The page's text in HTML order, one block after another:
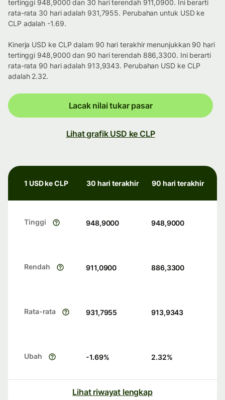
tertinggi 948,9000 dan 30 hari terendah 911,0900. Ini berarti
rata-rata 30 hari adalah 931,7955. Perubahan untuk USD ke
CLP adalah -1.69.
Kinerja USD ke CLP dalam 90 hari terakhir menunjukkan 90 hari
tertinggi 948,9000 dan 90 hari terendah 886,3300. Ini berarti
rata-rata 90 hari adalah 913,9343. Perubahan USD ke CLP
adalah 2.32.
Lacak nilai tukar pasar
Lihat grafik USD ke CLP
1 USD ke CLP 30 hari terakhir 90 hari terakhir
Tinggi 948,9000 948,9000
Rendah 911,0900 886,3300
Rata-rata 931,7955 913,9343
Ubah -1.69% 2.32%
Lihat riwayat lengkap